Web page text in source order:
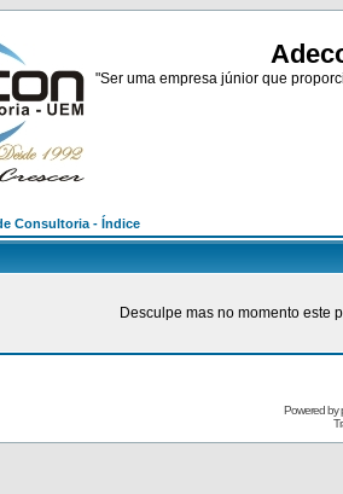
"Ser uma empresa júnior que
Consultoria - Índice
Desculpe mas no momento este
Powered by